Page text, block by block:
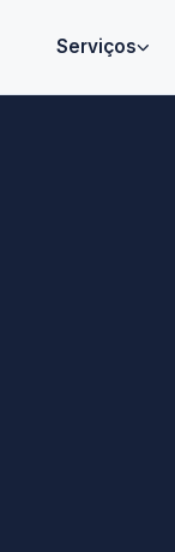
Serviços